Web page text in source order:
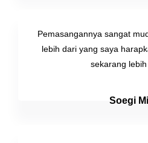
Pemasangannya sangat
lebih dari yang saya
sekarang
Soegi